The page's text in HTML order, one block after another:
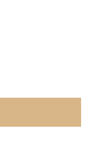
FORMAT